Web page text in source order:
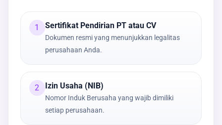
1 Sertifikat Pendirian PT atau CV
Dokumen resmi yang menunjukkan legalitas
perusahaan Anda.
2 Izin Usaha (NIB)
Nomor Induk Berusaha yang wajib dimiliki
setiap perusahaan.